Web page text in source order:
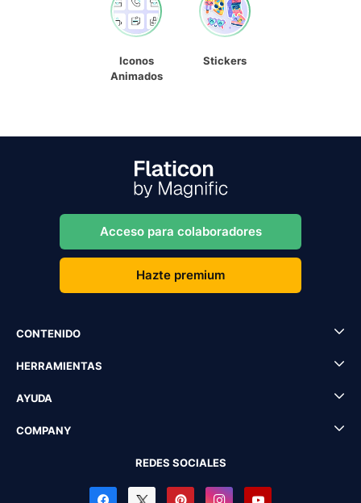
Iconos
Animados
Stickers
Acceso para colaboradores
Hazte premium
CONTENIDO
HERRAMIENTAS
AYUDA
COMPANY
REDES SOCIALES